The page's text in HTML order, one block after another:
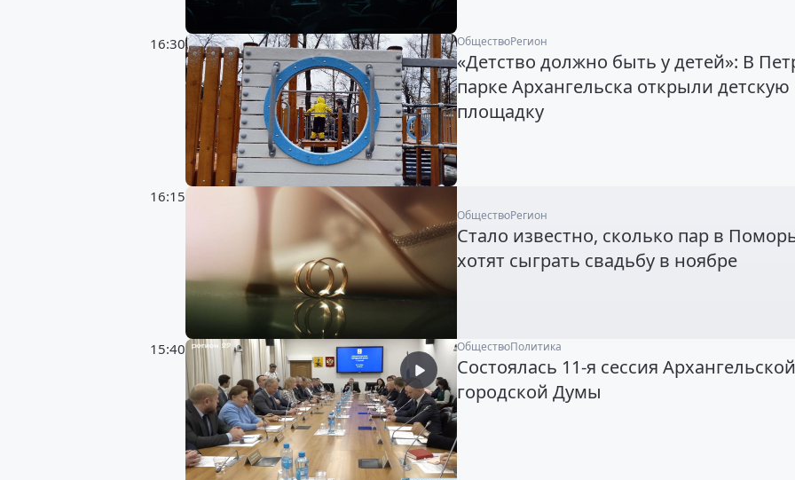
16:30 ОбществоРегион
«Детство должно быть у детей»: В
парке Архангельска открыли детскую
площадку
16:15
ОбществоРегион
Стало известно, сколько пар в
хотят сыграть свадьбу в ноябре
15:40 ОбществоПолитика
Состоялась 11-я сессия Архангельской
городской Думы